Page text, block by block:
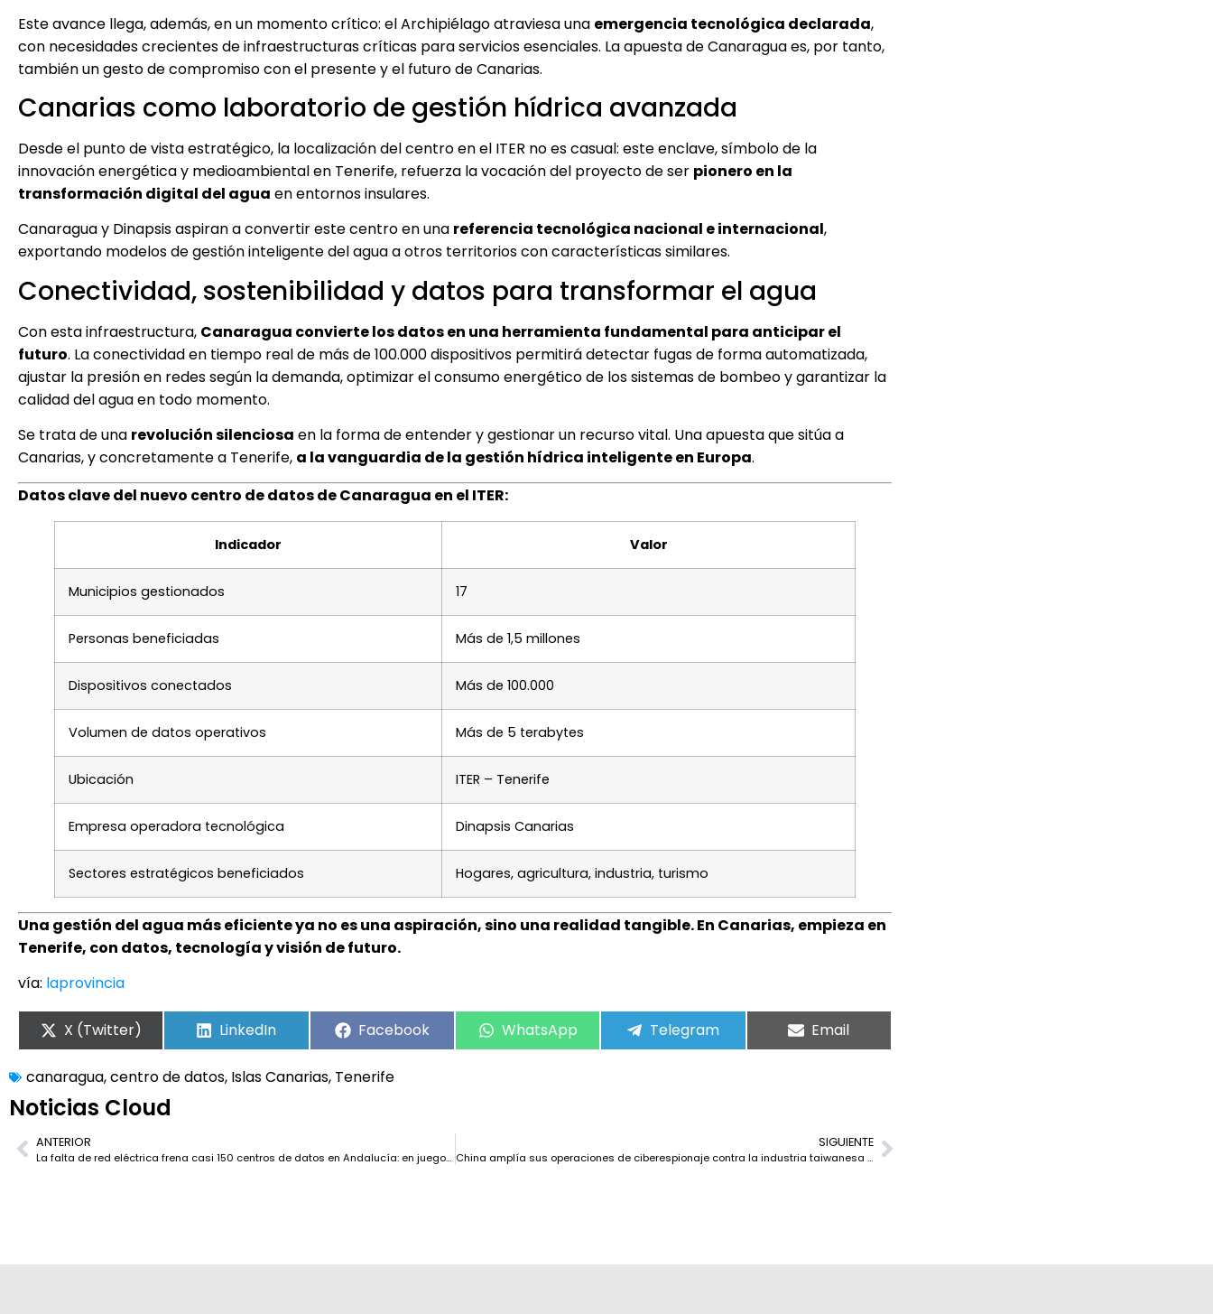
Este avance llega, además, en un momento crítico: el Archipiélago atraviesa una emergencia tecnológica declarada,
con necesidades crecientes de infraestructuras críticas para servicios esenciales. La apuesta de Canaragua es, por tanto,
también un gesto de compromiso con el presente y el futuro de Canarias.
Canarias como laboratorio de gestión hídrica avanzada
Desde el punto de vista estratégico, la localización del centro en el ITER no es casual: este enclave, símbolo de la
innovación energética y medioambiental en Tenerife, refuerza la vocación del proyecto de ser pionero en la
transformación digital del agua en entornos insulares.
Canaragua y Dinapsis aspiran a convertir este centro en una referencia tecnológica nacional e internacional,
exportando modelos de gestión inteligente del agua a otros territorios con características similares.
Conectividad, sostenibilidad y datos para transformar el agua
Con esta infraestructura, Canaragua convierte los datos en una herramienta fundamental para anticipar el
futuro. La conectividad en tiempo real de más de 100.000 dispositivos permitirá detectar fugas de forma automatizada,
ajustar la presión en redes según la demanda, optimizar el consumo energético de los sistemas de bombeo y garantizar la
calidad del agua en todo momento.
Se trata de una revolución silenciosa en la forma de entender y gestionar un recurso vital. Una apuesta que sitúa a
Canarias, y concretamente a Tenerife, a la vanguardia de la gestión hídrica inteligente en Europa.
Datos clave del nuevo centro de datos de Canaragua en el ITER:
Indicador Valor
Municipios gestionados 17
Personas beneficiadas Más de 1,5 millones
Dispositivos conectados Más de 100.000
Volumen de datos operativos Más de 5 terabytes
Ubicación ITER – Tenerife
Empresa operadora tecnológica Dinapsis Canarias
Sectores estratégicos beneficiados Hogares, agricultura, industria, turismo
Una gestión del agua más eficiente ya no es una aspiración, sino una realidad tangible. En Canarias, empieza en
Tenerife, con datos, tecnología y visión de futuro.
vía: laprovincia
X (Twitter) LinkedIn Facebook WhatsApp Telegram Email
canaragua,centro de datos, Islas Canarias, Tenerife
Noticias Cloud
ANTERIOR
La falta de red eléctrica frena casi 150 centros de datos en Andalucía: en juego 74.000 millones de inversión
SIGUIENTE
China amplía sus operaciones de ciberespionaje contra la industria taiwanesa de semiconductores